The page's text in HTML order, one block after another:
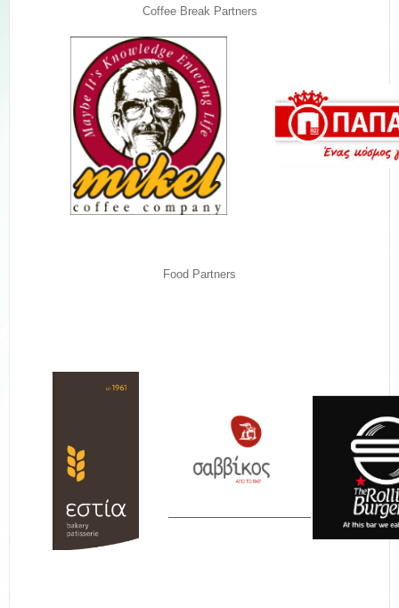
Coffee Break Partners
Food Partners